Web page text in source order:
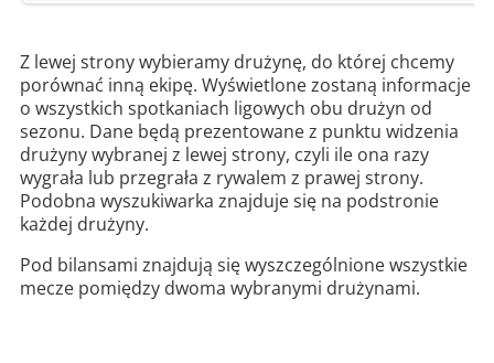
Z lewej strony wybieramy drużynę, do której chcemy
porównać inną ekipę. Wyświetlone zostaną informacje
o wszystkich spotkaniach ligowych obu drużyn od
sezonu. Dane będą prezentowane z punktu widzenia
drużyny wybranej z lewej strony, czyli ile ona razy
wygrała lub przegrała z rywalem z prawej strony.
Podobna wyszukiwarka znajduje się na podstronie
każdej drużyny.
Pod bilansami znajdują się wyszczególnione wszystkie
mecze pomiędzy dwoma wybranymi drużynami.